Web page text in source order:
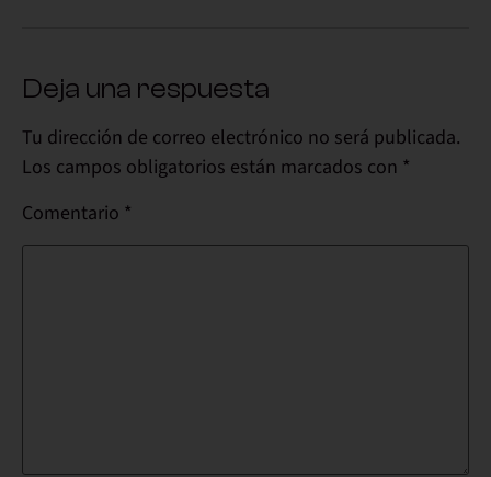
Deja una respuesta
Tu dirección de correo electrónico no será publicada.
Los campos obligatorios están marcados con *
Comentario *